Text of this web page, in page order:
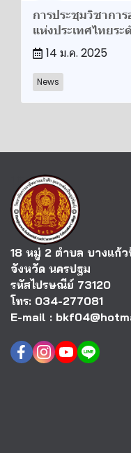
การประชุมวิชากา
แห่งประเทศไทยระ
14 ม.ค. 2025
News
18 หมู่ 2 ตำบล บางแก้ว
จังหวัด นครปฐม
รหัสไปรษณีย์ 73120
โทร: 034-277081
E-mail :